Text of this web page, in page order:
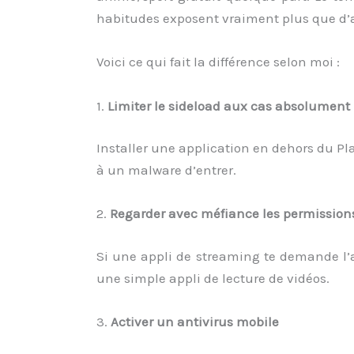
habitudes exposent vraiment plus que
Voici ce qui fait la différence selon moi :
1. Limiter le sideload aux cas
Installer une application en dehors du
à un malware d’entrer.
2. Regarder avec méfiance les
Si une appli de streaming te demande
une simple appli de lecture de vidéos.
3. Activer un antivirus mobile